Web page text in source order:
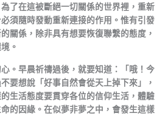
了在這被斷絕一切關係的世界裡，重新
須隨時發動重新連接的作用。惟有引發
關係，除非具有想要恢復聯繫的態度，
。
。早晨祈禱過後，就要知道：「哦！今
要想說「好事自然會從天上掉下來」，
生活態度要貫穿各位的信仰生活，體驗
的因緣。在似夢非夢之中，會發生這樣